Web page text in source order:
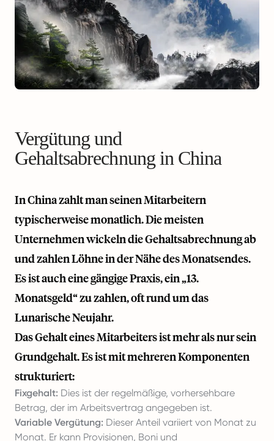
Vergütung und
Gehaltsabrechnung in China
In China zahlt man seinen Mitarbeitern
typischerweise monatlich. Die meisten
Unternehmen wickeln die Gehaltsabrechnung ab
und zahlen Löhne in der Nähe des Monatsendes.
Es ist auch eine gängige Praxis, ein „13.
Monatsgeld“ zu zahlen, oft rund um das
Lunarische Neujahr.
Das Gehalt eines Mitarbeiters ist mehr als nur sein
Grundgehalt. Es ist mit mehreren Komponenten
strukturiert:
Fixgehalt: Dies ist der regelmäßige, vorhersehbare
Betrag, der im Arbeitsvertrag angegeben ist.
Variable Vergütung: Dieser Anteil variiert von Monat zu
Monat. Er kann Provisionen, Boni und